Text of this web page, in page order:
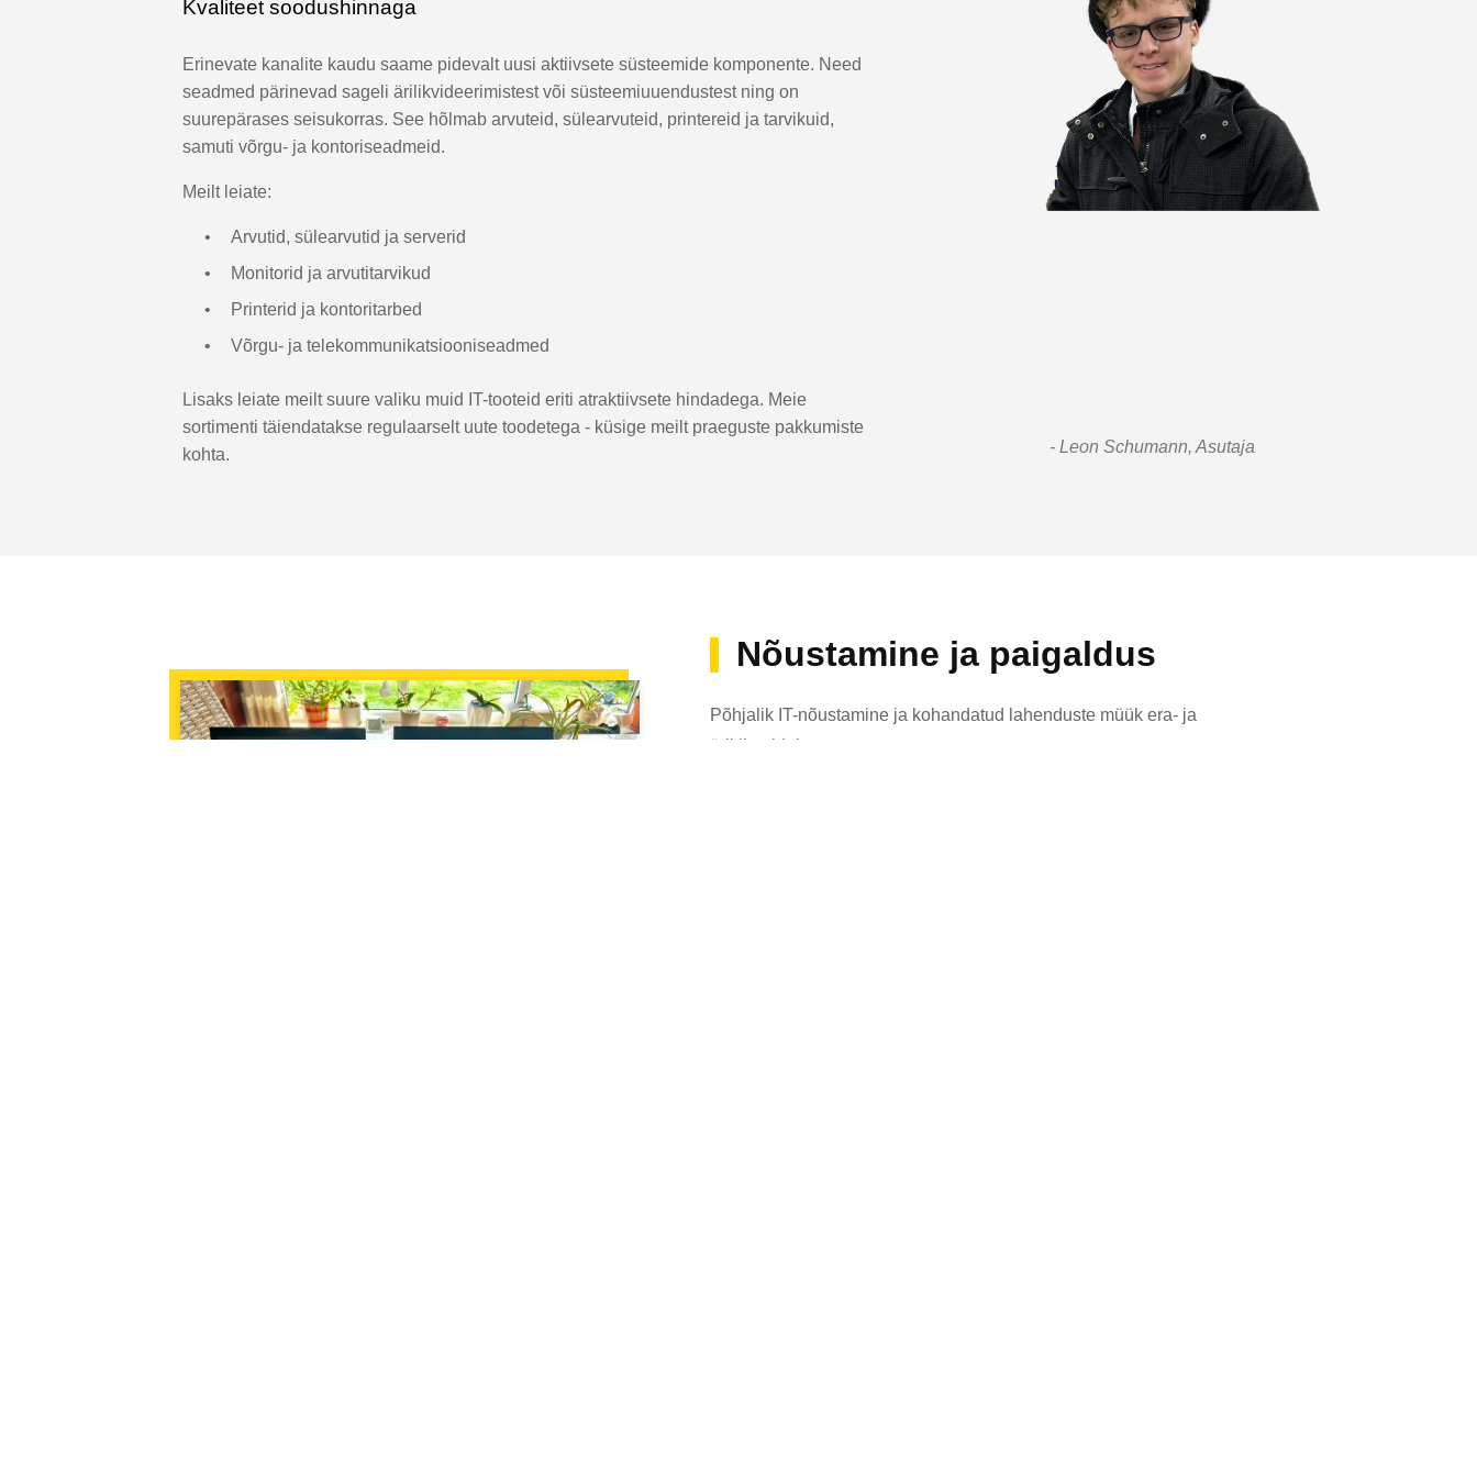
Kvaliteet soodushinnaga
Erinevate kanalite kaudu saame pidevalt uusi aktiivsete süsteemide komponente. Need
seadmed pärinevad sageli ärilikvideerimistest või süsteemiuuendustest ning on
suurepärases seisukorras. See hõlmab arvuteid, sülearvuteid, printereid ja tarvikuid,
samuti võrgu- ja kontoriseadmeid.
Meilt leiate:
Arvutid, sülearvutid ja serverid
Monitorid ja arvutitarvikud
Printerid ja kontoritarbed
Võrgu- ja telekommunikatsiooniseadmed
Lisaks leiate meilt suure valiku muid IT-tooteid eriti atraktiivsete hindadega. Meie
sortimenti täiendatakse regulaarselt uute toodetega - küsige meilt praeguste pakkumiste
kohta.
- Leon Schumann, Asutaja
Nõustamine ja paigaldus
Põhjalik IT-nõustamine ja kohandatud lahenduste müük era- ja
äriklientidele.